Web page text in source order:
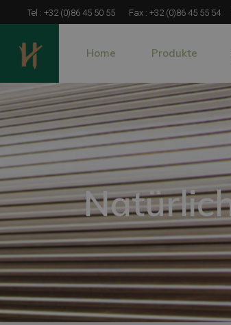
Tel : +32 (0)86 45 50 55 Fax : +32 (0)86 45 55 54
Home Produkte
Zaunpfähle und
Kalibrierte
Holz für
Langholz und
Pferde-